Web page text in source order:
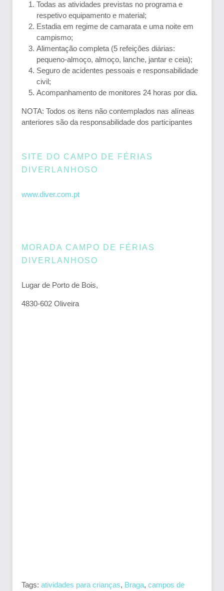
Todas as atividades previstas no programa e
respetivo equipamento e material;
Estadia em regime de camarata e uma noite em
campismo;
Alimentação completa (5 refeições diárias:
pequeno-almoço, almoço, lanche, jantar e ceia);
Seguro de acidentes pessoais e responsabilidade
civil;
Acompanhamento de monitores 24 horas por dia.
NOTA: Todos os itens não contemplados nas alíneas
anteriores são da responsabilidade dos participantes
SITE DO CAMPO DE FÉRIAS
DIVERLANHOSO
www.diver.com.pt
MORADA CAMPO DE FÉRIAS
DIVERLANHOSO
Lugar de Porto de Bois,
4830-602 Oliveira
Tags: atividades para crianças, Braga, campos de